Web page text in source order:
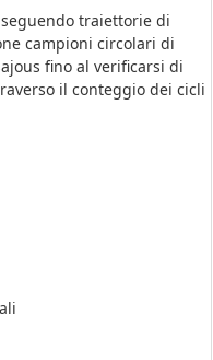
traiettorie di
campioni circolari di
fino al verificarsi di
il conteggio dei cicli